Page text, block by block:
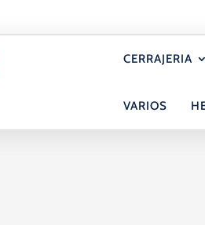
CERRAJERIA
VARIOS